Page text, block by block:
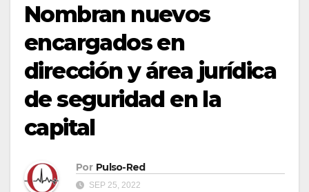
Nombran nuevos
encargados en
dirección y área jurídica
de seguridad en la
capital
Por Pulso-Red
SEP 25, 2022